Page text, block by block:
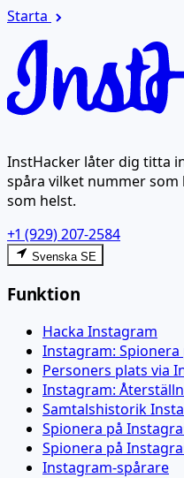
Starta
InstHacker låter dig titta
spåra vilket nummer
som helst.
+1 (929) 207-2584
Svenska SE
Funktion
Hacka Instagram
Instagram:
Personers plats via
Instagram:
Samtalshistorik
Spionera på
Spionera på
Instagram-spårare